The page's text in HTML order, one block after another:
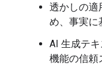
透かしの適
め、事実に
AI 生成テ
機能の信頼